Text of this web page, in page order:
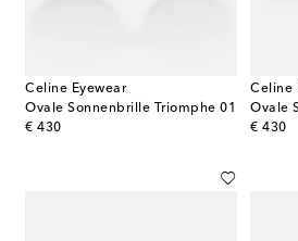
Celine Eyewear
Ovale Sonnenbrille Triomphe 01
€ 430
original price
Celine
Ovale
€ 430
original